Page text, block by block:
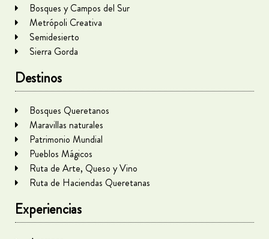
Bosques y Campos del Sur
Metrópoli Creativa
Semidesierto
Sierra Gorda
Destinos
Bosques Queretanos
Maravillas naturales
Patrimonio Mundial
Pueblos Mágicos
Ruta de Arte, Queso y Vino
Ruta de Haciendas Queretanas
Experiencias